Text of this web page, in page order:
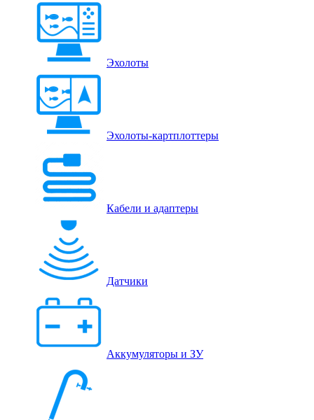
Эхолоты
Эхолоты-картплоттеры
Кабели и адаптеры
Датчики
Аккумуляторы и ЗУ